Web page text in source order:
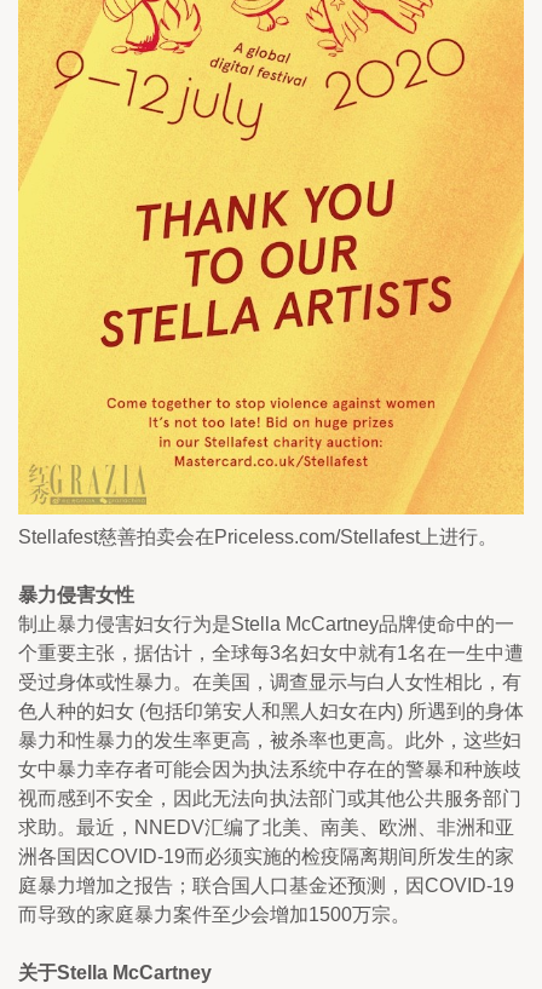
Stellafest慈善拍卖会在Priceless.com/Stellafest上进行。
暴力侵害女性
制止暴力侵害妇女行为是Stella McCartney品牌使命中的一
个重要主张，据估计，全球每3名妇女中就有1名在一生中遭
受过身体或性暴力。在美国，调查显示与白人女性相比，有
色人种的妇女 (包括印第安人和黑人妇女在内) 所遇到的身体
暴力和性暴力的发生率更高，被杀率也更高。此外，这些妇
女中暴力幸存者可能会因为执法系统中存在的警暴和种族歧
视而感到不安全，因此无法向执法部门或其他公共服务部门
求助。最近，NNEDV汇编了北美、南美、欧洲、非洲和亚
洲各国因COVID-19而必须实施的检疫隔离期间所发生的家
庭暴力增加之报告；联合国人口基金还预测，因COVID-19
而导致的家庭暴力案件至少会增加1500万宗。
关于Stella McCartney